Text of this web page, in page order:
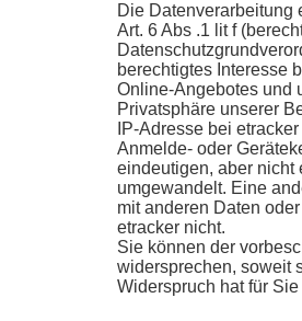
Die Datenverarbeitung
Art. 6 Abs .1 lit f
berechtigtes Interesse
Online-Angebotes und
Privatsphäre unserer
IP-Adresse bei
Anmelde- oder
eindeutigen, aber nicht
umgewandelt. Eine
mit anderen Daten
etracker nicht.
Sie können der
widersprechen, soweit
Widerspruch hat für